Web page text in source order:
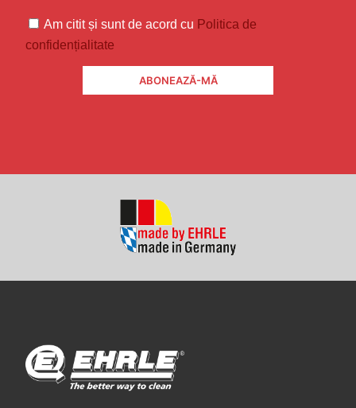
Am citit și sunt de acord cu Politica de
confidențialitate